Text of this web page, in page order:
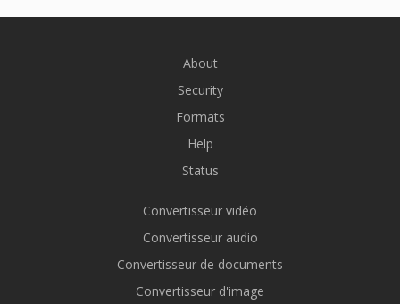
About
Security
Formats
Help
Status
Convertisseur vidéo
Convertisseur audio
Convertisseur de documents
Convertisseur d'image